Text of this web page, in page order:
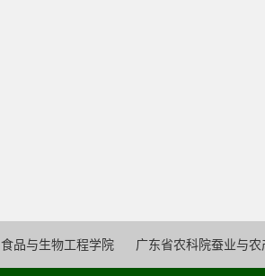
食品与生物工程学院 广东省农科院蚕业与